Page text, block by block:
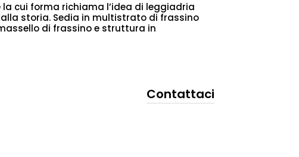
la cui forma richiama l’idea di leggiadria
storia. Sedia in multistrato di frassino
di frassino e struttura in
Contattaci